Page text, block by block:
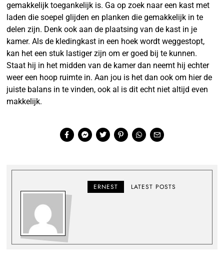
gemakkelijk toegankelijk is. Ga op zoek naar een kast met
laden die soepel glijden en planken die gemakkelijk in te
delen zijn. Denk ook aan de plaatsing van de kast in je
kamer. Als de kledingkast in een hoek wordt weggestopt,
kan het een stuk lastiger zijn om er goed bij te kunnen.
Staat hij in het midden van de kamer dan neemt hij echter
weer een hoop ruimte in. Aan jou is het dan ook om hier de
juiste balans in te vinden, ook al is dit echt niet altijd even
makkelijk.
ERNEST LATEST POSTS